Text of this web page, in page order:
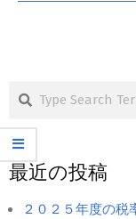
Search
最近の投稿
２０２５年度の税